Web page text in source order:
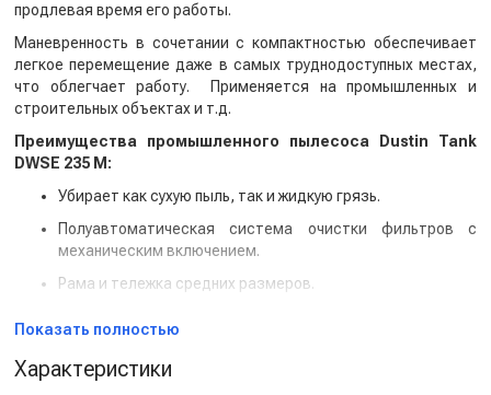
продлевая время его работы.
Маневренность в сочетании с компактностью обеспечивает
легкое перемещение даже в самых труднодоступных местах,
что облегчает работу. Применяется на промышленных и
строительных объектах и т.д.
Преимущества промышленного пылесоса Dustin Tank
DWSE 235 M:
Убирает как сухую пыль, так и жидкую грязь.
Полуавтоматическая система очистки фильтров с
механическим включением.
Рама и тележка средних размеров.
Рама защищена от коррозии высокопрочным
Показать полностью
Характеристики